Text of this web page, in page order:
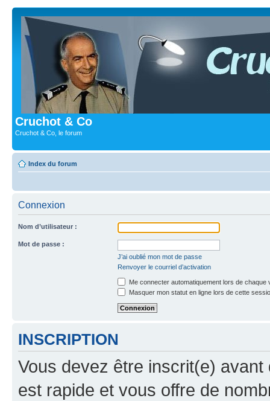
Cruchot & Co
Cruchot & Co, le forum
Index du forum
Connexion
Nom d’utilisateur :
Mot de passe :
J’ai oublié mon mot de passe
Renvoyer le courriel d’activation
Me connecter automatiquement lors de chaque
Masquer mon statut en ligne lors de cette
INSCRIPTION
Vous devez être inscrit(e) avant
est rapide et vous offre de